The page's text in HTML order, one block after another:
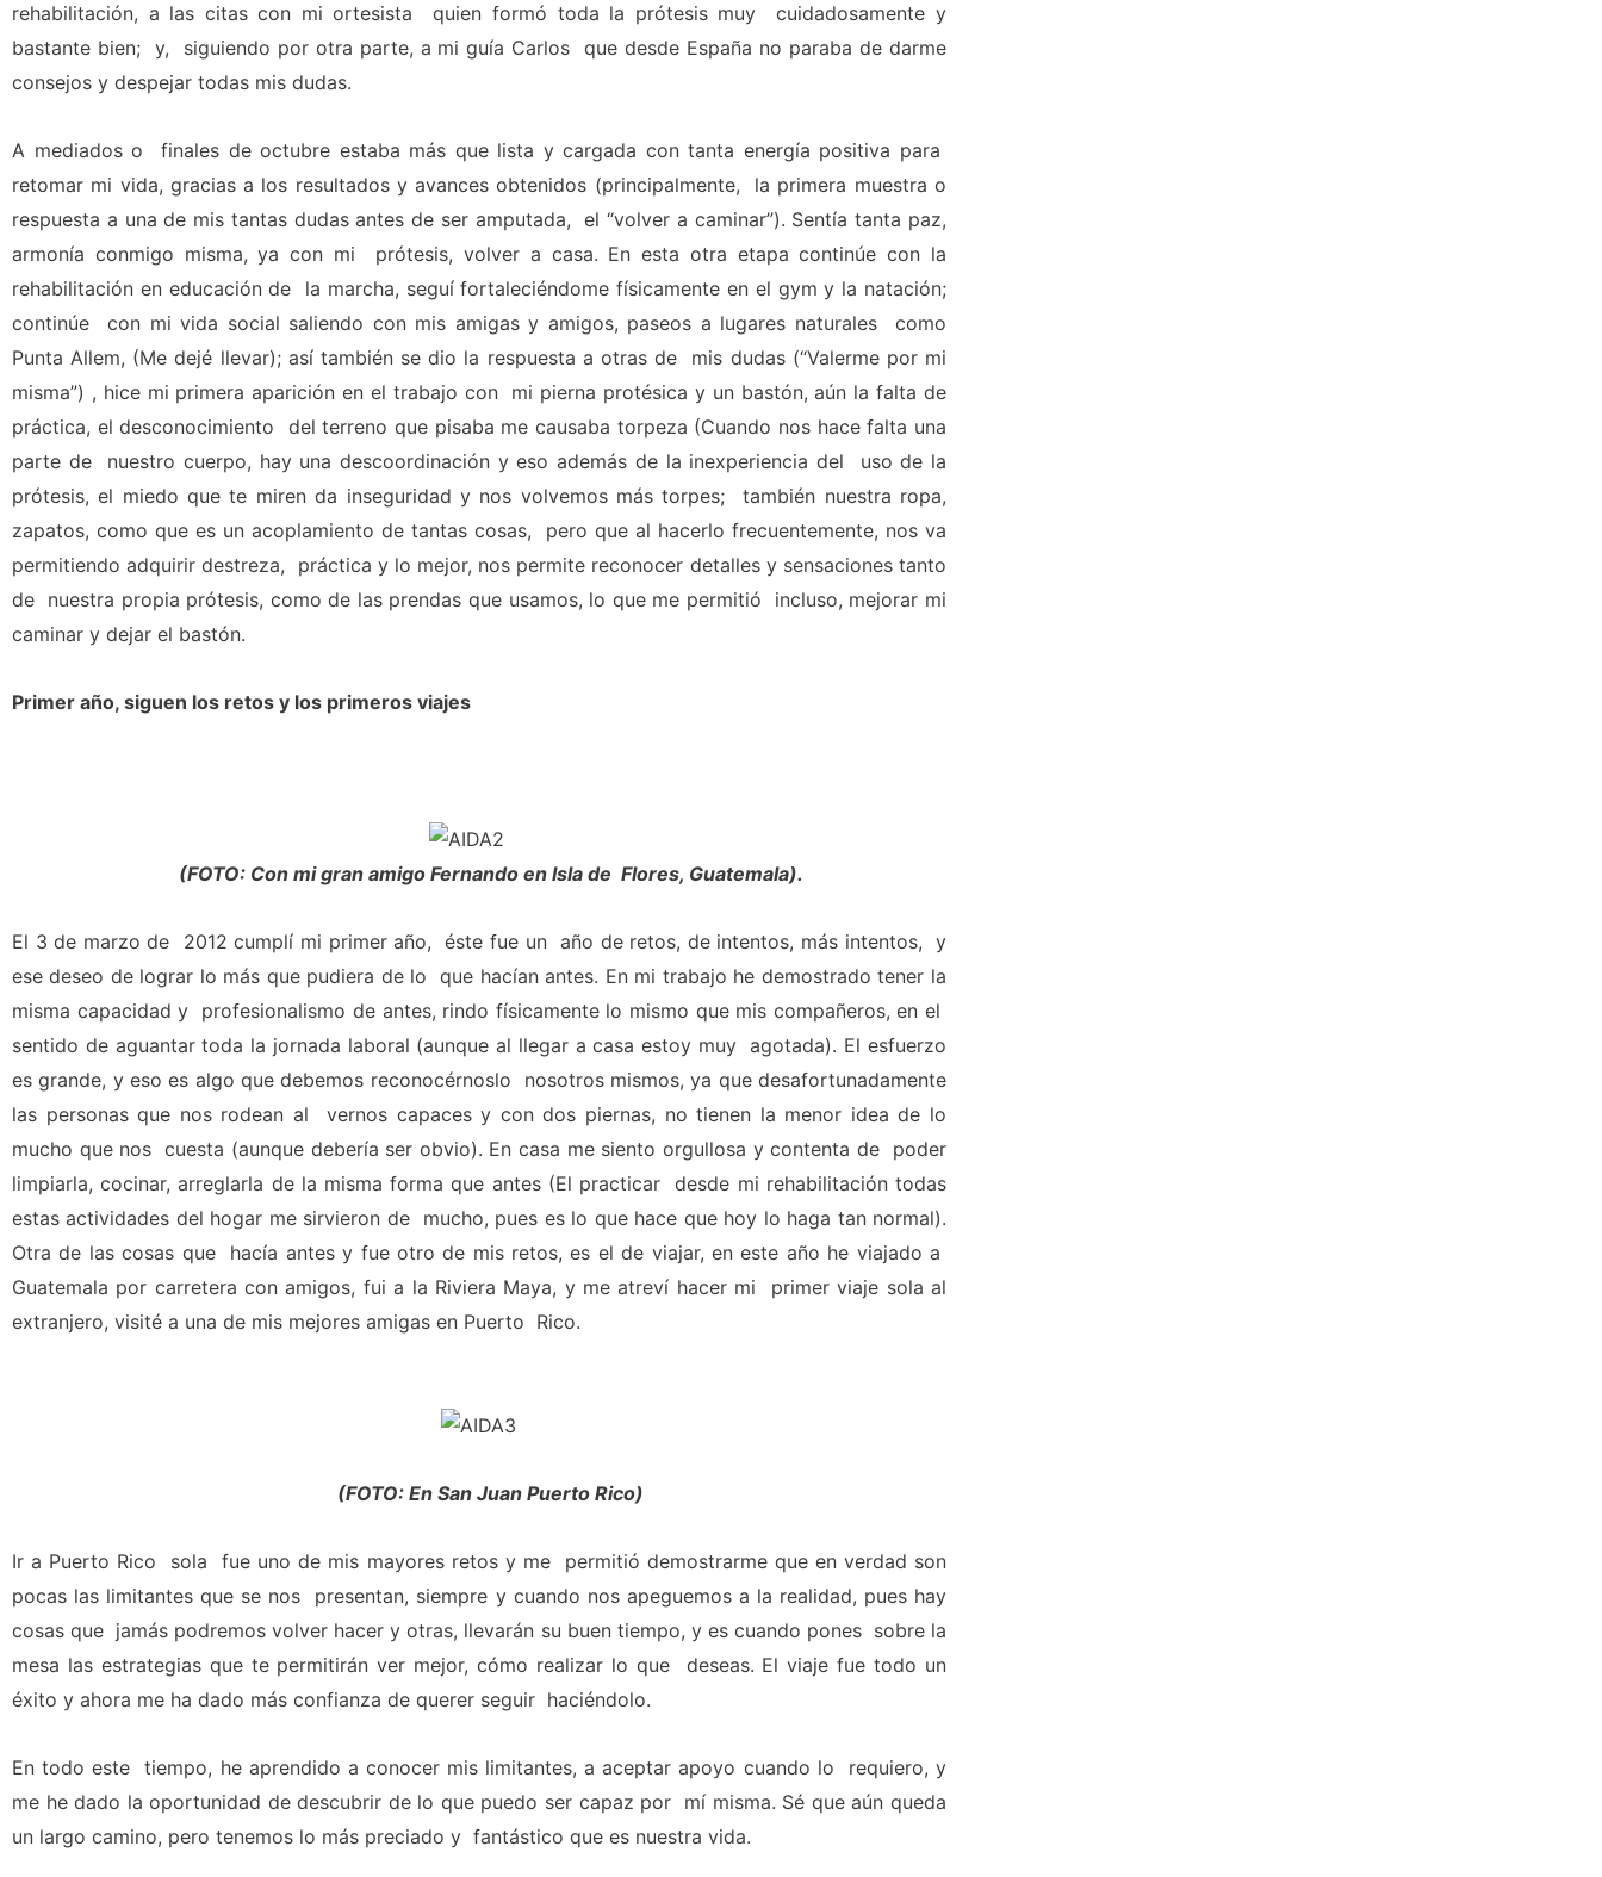
rehabilitación, a las citas con mi ortesista quien formó toda la prótesis muy cuidadosamente y
bastante bien; y, siguiendo por otra parte, a mi guía Carlos que desde España no paraba de darme
consejos y despejar todas mis dudas.
A mediados o finales de octubre estaba más que lista y cargada con tanta energía positiva para
retomar mi vida, gracias a los resultados y avances obtenidos (principalmente, la primera muestra o
respuesta a una de mis tantas dudas antes de ser amputada, el “volver a caminar”). Sentía tanta paz,
armonía conmigo misma, ya con mi prótesis, volver a casa. En esta otra etapa continúe con la
rehabilitación en educación de la marcha, seguí fortaleciéndome físicamente en el gym y la natación;
continúe con mi vida social saliendo con mis amigas y amigos, paseos a lugares naturales como
Punta Allem, (Me dejé llevar); así también se dio la respuesta a otras de mis dudas (“Valerme por mi
misma”) , hice mi primera aparición en el trabajo con mi pierna protésica y un bastón, aún la falta de
práctica, el desconocimiento del terreno que pisaba me causaba torpeza (Cuando nos hace falta una
parte de nuestro cuerpo, hay una descoordinación y eso además de la inexperiencia del uso de la
prótesis, el miedo que te miren da inseguridad y nos volvemos más torpes; también nuestra ropa,
zapatos, como que es un acoplamiento de tantas cosas, pero que al hacerlo frecuentemente, nos va
permitiendo adquirir destreza, práctica y lo mejor, nos permite reconocer detalles y sensaciones tanto
de nuestra propia prótesis, como de las prendas que usamos, lo que me permitió incluso, mejorar mi
caminar y dejar el bastón.
Primer año, siguen los retos y los primeros viajes
(FOTO: Con mi gran amigo Fernando en Isla de Flores, Guatemala).
El 3 de marzo de 2012 cumplí mi primer año, éste fue un año de retos, de intentos, más intentos, y
ese deseo de lograr lo más que pudiera de lo que hacían antes. En mi trabajo he demostrado tener la
misma capacidad y profesionalismo de antes, rindo físicamente lo mismo que mis compañeros, en el
sentido de aguantar toda la jornada laboral (aunque al llegar a casa estoy muy agotada). El esfuerzo
es grande, y eso es algo que debemos reconocérnoslo nosotros mismos, ya que desafortunadamente
las personas que nos rodean al vernos capaces y con dos piernas, no tienen la menor idea de lo
mucho que nos cuesta (aunque debería ser obvio). En casa me siento orgullosa y contenta de poder
limpiarla, cocinar, arreglarla de la misma forma que antes (El practicar desde mi rehabilitación todas
estas actividades del hogar me sirvieron de mucho, pues es lo que hace que hoy lo haga tan normal).
Otra de las cosas que hacía antes y fue otro de mis retos, es el de viajar, en este año he viajado a
Guatemala por carretera con amigos, fui a la Riviera Maya, y me atreví hacer mi primer viaje sola al
extranjero, visité a una de mis mejores amigas en Puerto Rico.
(FOTO: En San Juan Puerto Rico)
Ir a Puerto Rico sola fue uno de mis mayores retos y me permitió demostrarme que en verdad son
pocas las limitantes que se nos presentan, siempre y cuando nos apeguemos a la realidad, pues hay
cosas que jamás podremos volver hacer y otras, llevarán su buen tiempo, y es cuando pones sobre la
mesa las estrategias que te permitirán ver mejor, cómo realizar lo que deseas. El viaje fue todo un
éxito y ahora me ha dado más confianza de querer seguir haciéndolo.
En todo este tiempo, he aprendido a conocer mis limitantes, a aceptar apoyo cuando lo requiero, y
me he dado la oportunidad de descubrir de lo que puedo ser capaz por mí misma. Sé que aún queda
un largo camino, pero tenemos lo más preciado y fantástico que es nuestra vida.